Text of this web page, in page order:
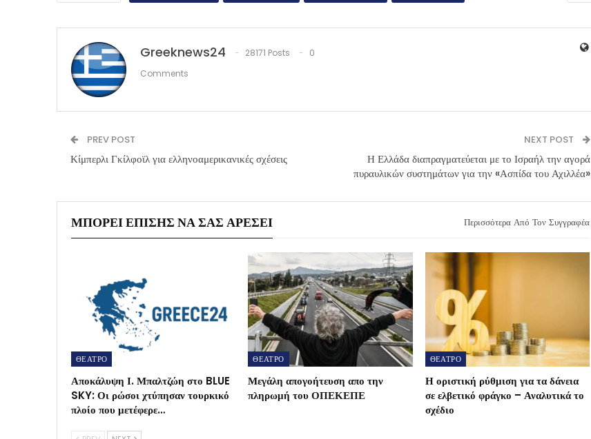
Greeknews24 28171 Posts
0
Comments
PREV POST
Κίμπερλι Γκίλφοϊλ για ελληνοαμερικανικές σχέσεις
NEXT POST
Η Ελλάδα διαπραγματεύεται με το Ισραήλ την αγορά
πυραυλικών συστημάτων για την «Ασπίδα του Αχιλλέα»
ΜΠΟΡΕΊ ΕΠΊΣΗΣ ΝΑ ΣΑΣ ΑΡΈΣΕΙ Περισσότερα Από Τον Συγγραφέα
ΘΕΑΤΡΟ
Αποκάλυψη Ι. Μπαλτζώη στο BLUE
SKY: Οι ρώσοι χτύπησαν τουρκικό
πλοίο που μετέφερε…
ΘΕΑΤΡΟ
Μεγάλη απογοήτευση απο την
πληρωμή του ΟΠΕΚΕΠΕ
ΘΕΑΤΡΟ
Η οριστική ρύθμιση για τα δάνεια
σε ελβετικό φράγκο – Αναλυτικά το
σχέδιο